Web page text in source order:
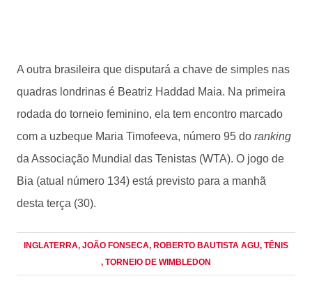
A outra brasileira que disputará a chave de simples nas
quadras londrinas é Beatriz Haddad Maia. Na primeira
rodada do torneio feminino, ela tem encontro marcado
com a uzbeque Maria Timofeeva, número 95 do ranking
da Associação Mundial das Tenistas (WTA). O jogo de
Bia (atual número 134) está previsto para a manhã
desta terça (30).
INGLATERRA, JOÃO FONSECA, ROBERTO BAUTISTA AGU, TÊNIS
, TORNEIO DE WIMBLEDON